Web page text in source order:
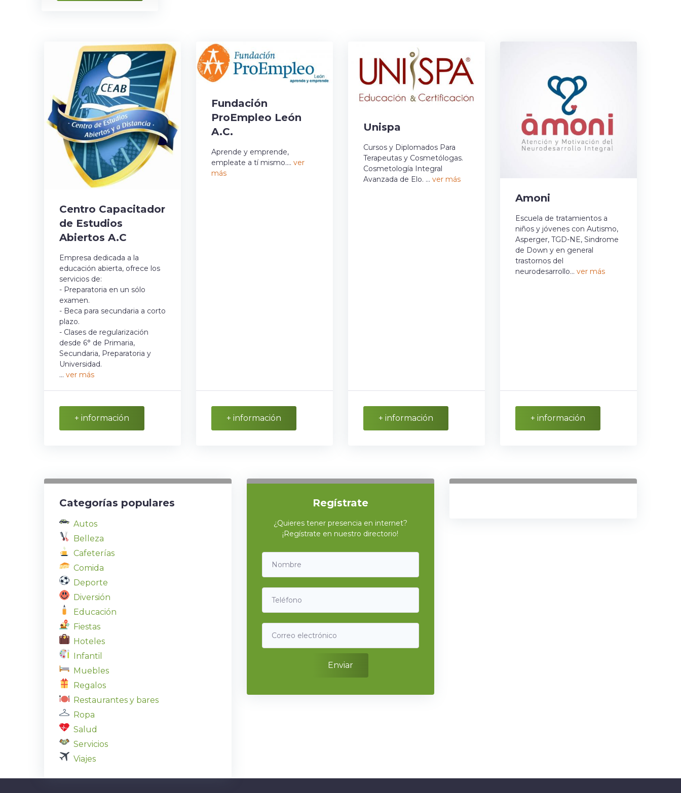
Centro Capacitador
de Estudios
Abiertos A.C
Empresa dedicada a la
educación abierta, ofrece los
servicios de:
- Preparatoria en un sólo
examen.
- Beca para secundaria a corto
plazo.
- Clases de regularización
desde 6° de Primaria,
Secundaria, Preparatoria y
Universidad.
... ver más
+ información
Fundación
ProEmpleo León
A.C.
Aprende y emprende,
empleate a tí mismo.... ver
más
+ información
Unispa
Cursos y Diplomados Para
Terapeutas y Cosmetólogas.
Cosmetología Integral
Avanzada de Elo. ... ver más
+ información
Amoni
Escuela de tratamientos a
niños y jóvenes con Autismo,
Asperger, TGD-NE, Sindrome
de Down y en general
trastornos del
neurodesarrollo... ver más
+ información
Categorías populares
Autos
Belleza
Cafeterías
Comida
Deporte
Diversión
Educación
Fiestas
Hoteles
Infantil
Muebles
Regalos
Restaurantes y bares
Ropa
Salud
Servicios
Viajes
Regístrate
¿Quieres tener presencia en internet?
¡Regístrate en nuestro directorio!
Enviar